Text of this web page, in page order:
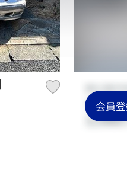
会員